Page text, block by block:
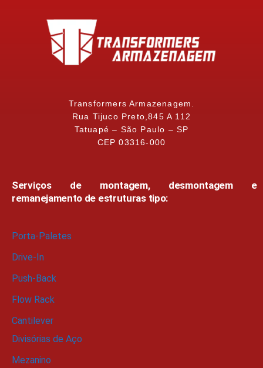
Transformers Armazenagem.
Rua Tijuco Preto,845 A 112
Tatuapé – São Paulo – SP
CEP 03316-000
Serviços de montagem, desmontagem e
remanejamento de estruturas tipo:
Porta-Paletes
Drive-In
Push-Back
Flow Rack
Cantilever
Divisórias de Aço
Mezanino